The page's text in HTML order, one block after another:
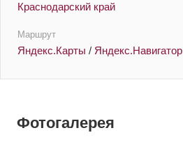
Краснодарский край
Маршрут
Яндекс.Карты / Яндекс.Навигатор
Фотогалерея